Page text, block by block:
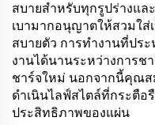
สบายสำหรับทุกรูปร่างแ
เบามากอนุญาตให้สวมใส่
สบายตัว การทำงานที่ปร
งานได้นานระหว่างการช
ชาร์จใหม่ นอกจากนี้คุณส
ดำเนินไลฟ์สไตล์ที่กระตือ
ประสิทธิภาพของแผ่น